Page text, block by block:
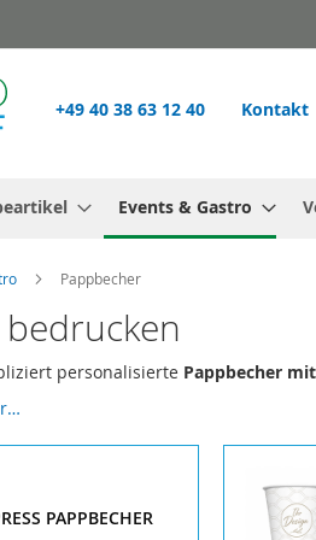
+49 40 38 63 12 40
Kontakt
Events & Gastro
Pappbecher
personalisierte Pappbecher
PAPPBECHER